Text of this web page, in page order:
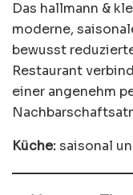
Das hallmann &
moderne,
bewusst
Restaurant
einer angenehm
Küche:saisonal